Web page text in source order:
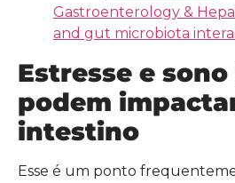
Gastroenterology &
and gut microbiota
Estresse e
podem
intestino
Esse é um ponto